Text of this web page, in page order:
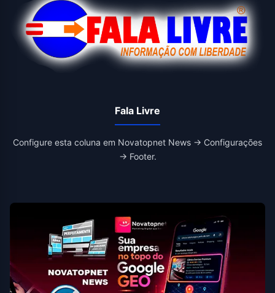
Fala Livre
Configure esta coluna em Novatopnet News → Configurações
→ Footer.